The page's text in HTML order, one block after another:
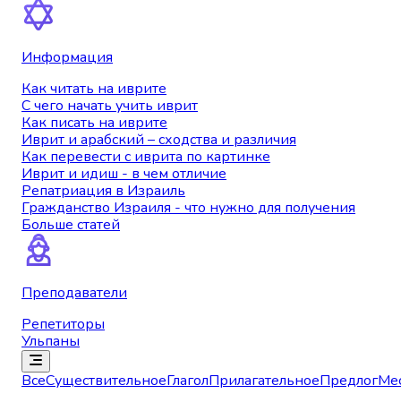
Информация
Как читать на иврите
С чего начать учить иврит
Как писать на иврите
Иврит и арабский – сходства и различия
Как перевести с иврита по картинке
Иврит и идиш - в чем отличие
Репатриация в Израиль
Гражданство Израиля - что нужно для получения
Больше статей
Преподаватели
Репетиторы
Ульпаны
ВсеСуществительноеГлаголПрилагательноеПредлог